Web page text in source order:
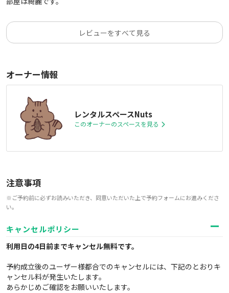
レビューをすべて見る
オーナー情報
レンタルスペースNuts
このオーナーのスペースを見る
注意事項
※ご予約前に必ずお読みいただき、同意いただいた上で予約フォームにお進みくださ
い。
キャンセルポリシー
利用日の4日前までキャンセル無料です。
予約成立後のユーザー様都合でのキャンセルには、下記のとおりキ
ャンセル料が発生いたします。
あらかじめご確認をお願いいたします。